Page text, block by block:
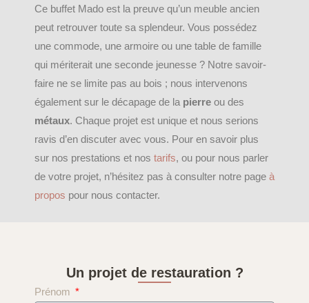
Ce buffet Mado est la preuve qu’un meuble ancien
peut retrouver toute sa splendeur. Vous possédez
une commode, une armoire ou une table de famille
qui mériterait une seconde jeunesse ? Notre savoir-
faire ne se limite pas au bois ; nous intervenons
également sur le décapage de la pierre ou des
métaux. Chaque projet est unique et nous serions
ravis d’en discuter avec vous. Pour en savoir plus
sur nos prestations et nos tarifs, ou pour nous parler
de votre projet, n’hésitez pas à consulter notre page à
propos pour nous contacter.
Un projet de restauration ?
Prénom